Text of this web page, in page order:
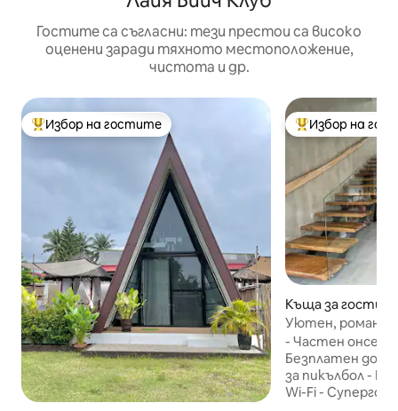
Гостите са съгласни: тези престои са високо
оценени заради тяхното местоположение,
чистота и др.
Най-популярен избор на гостите
Избор на гостите Най-популярен
Избор на
Къща за гости –
Уютен,
онсен)
- Частен онсен/
Безплатен
за пикълбол -
Wi-Fi -